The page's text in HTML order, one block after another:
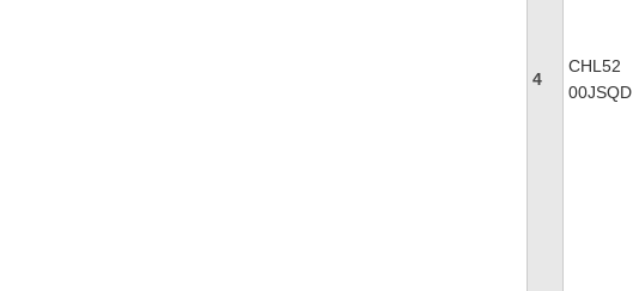
4
CHL52
00JSQD